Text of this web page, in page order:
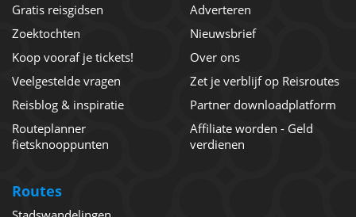
Gratis reisgidsen
Zoektochten
Koop vooraf je tickets!
Veelgestelde vragen
Reisblog & inspiratie
Routeplanner
fietsknooppunten
Adverteren
Nieuwsbrief
Over ons
Zet je verblijf op Reisroutes
Partner downloadplatform
Affiliate worden - Geld
verdienen
Routes